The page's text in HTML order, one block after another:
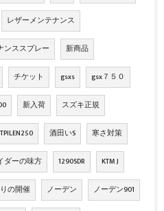
レザーメンテナンス
ンススプレー 新商品
チケット gsxs gsx７５０
新入荷 スズキ正規
酒田いS 寒さ対策
ダーの味方 1290SDR KTM J
の開催 ノーデン ノーデン901